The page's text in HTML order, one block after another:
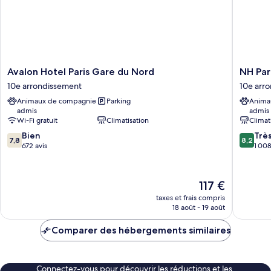
Avalon
Hotel
Paris
Gare
Nord
10e
arrondissement
Avalon Hotel Paris Gare du Nord
10e arrondissement
Animaux de compagnie
admis
Parking
Wi-Fi gratuit
Climatisation
7.8
sur
7,8 Bien
672 avis
Le
nouveau
prix
de
117 €
taxes et frais compris
18 août - 19 août
NH
Paris
Gare
De
l'Est
10e
NH
10e
admis
8.2
sur
8,2
1
Comparer des hébergements similaires
Connectez-vous pour découvrir les réductions et les